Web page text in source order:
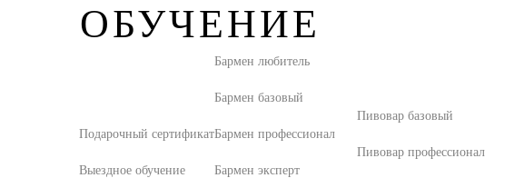
ОБУЧЕНИЕ
Подарочный сертификат
Выездное обучение
Бармен любитель
Бармен базовый
Бармен профессионал
Бармен эксперт
Пивовар базовый
Пивовар профессионал